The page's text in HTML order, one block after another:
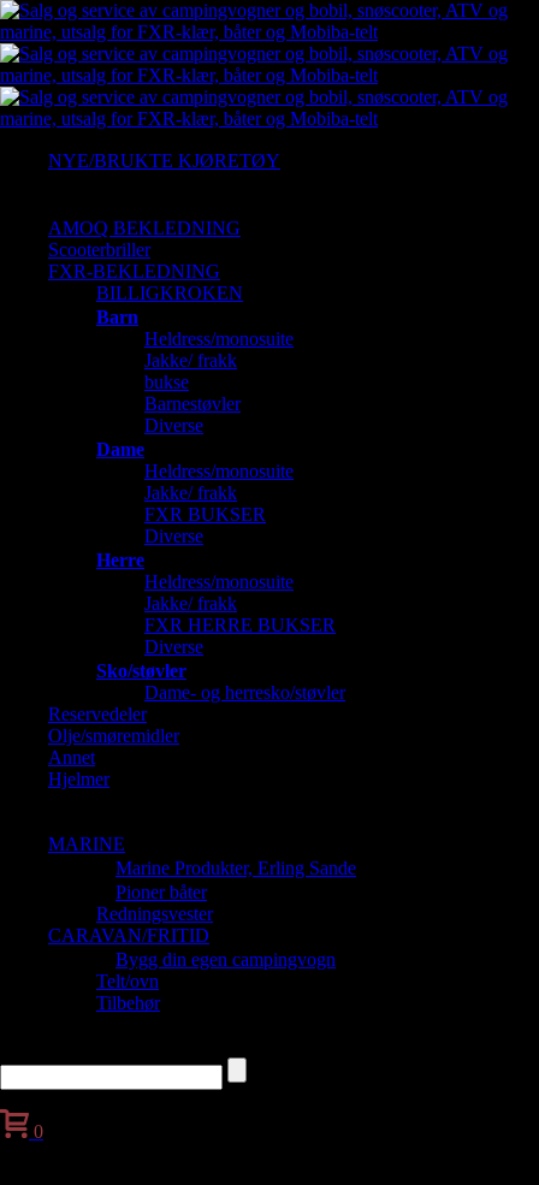
NYE/BRUKTE KJØRETØY
AMOQ BEKLEDNING
Scooterbriller
FXR-BEKLEDNING
BILLIGKROKEN
Barn
Heldress/monosuite
Jakke/ frakk
bukse
Barnestøvler
Diverse
Dame
Heldress/monosuite
Jakke/ frakk
FXR BUKSER
Diverse
Herre
Heldress/monosuite
Jakke/ frakk
FXR HERRE BUKSER
Diverse
Sko/støvler
Dame- og herresko/støvler
Reservedeler
Olje/smøremidler
Annet
Hjelmer
MARINE
Marine Produkter, Erling Sande
Pioner båter
Redningsvester
CARAVAN/FRITID
Bygg din egen campingvogn
Telt/ovn
Tilbehør
0